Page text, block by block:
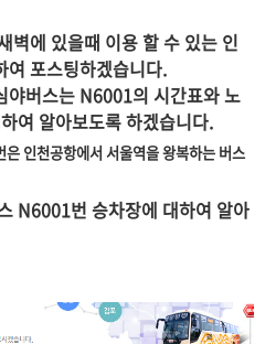
벽에 있을때 이용 할 수 있는 인
여 포스팅하겠습니다.
야버스는 N6001의 시간표와 노
여 알아보도록 하겠습니다.
인천공항에서 서울역을 왕복하는 버스
N6001번 승차장에 대하여 알아